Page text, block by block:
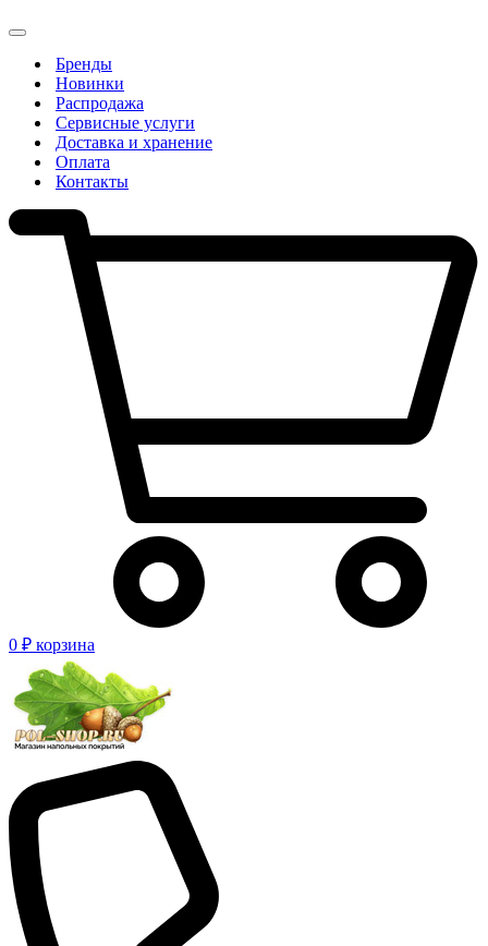
Бренды
Новинки
Распродажа
Сервисные услуги
Доставка и хранение
Оплата
Контакты
0 ₽ корзина